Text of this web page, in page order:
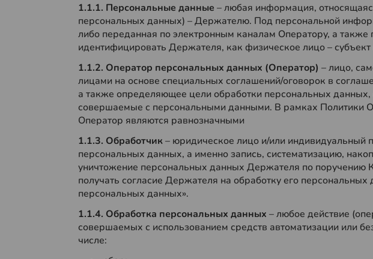
1.1.1. Персональные данные – любая информация,
персональных данных) – Держателю. Под персональной
либо переданная по электронным каналам Оператору, а
идентифицировать Держателя, как физическое лицо –
1.1.2. Оператор персональных данных (Оператор) – лицо,
лицами на основе специальных соглашений/оговорок в
а также определяющее цели обработки персональных
совершаемые с персональными данными. В рамках Политики
Оператор являются равнозначными
1.1.3. Обработчик– юридическое лицо и/или
персональных данных, а именно запись, систематизацию,
уничтожение персональных данных Держателя по поручению
получать согласие Держателя на обработку его
персональных данных».
1.1.4. Обработка персональных данных – любое действие
совершаемых с использованием средств автоматизации или
числе: